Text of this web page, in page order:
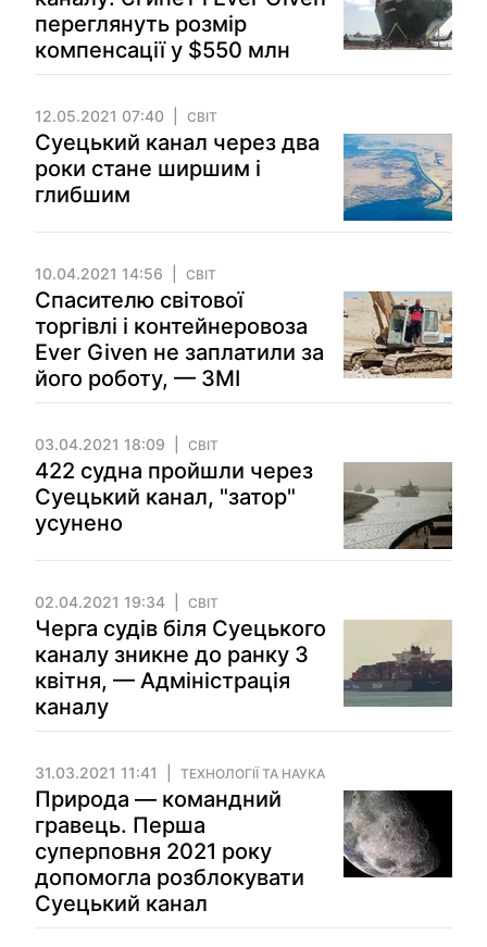
переглянуть розмір
компенсації у $550 млн
12.05.2021 07:40 СВІТ
Суецький канал через два
роки стане ширшим і
глибшим
10.04.2021 14:56 СВІТ
Спасителю світової
торгівлі і контейнеровоза
Ever Given не заплатили за
його роботу, — ЗМІ
03.04.2021 18:09 СВІТ
422 судна пройшли через
Суецький канал, "затор"
усунено
02.04.2021 19:34 СВІТ
Черга судів біля Суецького
каналу зникне до ранку 3
квітня, — Адміністрація
каналу
31.03.2021 11:41 ТЕХНОЛОГІЇ ТА НАУКА
Природа — командний
гравець. Перша
суперповня 2021 року
допомогла розблокувати
Суецький канал